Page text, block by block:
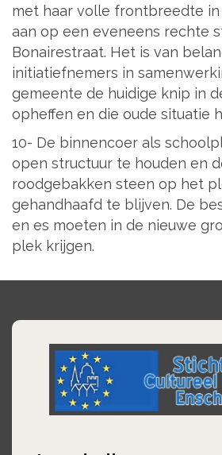
met haar volle frontbreedte in
aan op een eveneens rechte
Bonairestraat. Het is van
initiatiefnemers in
gemeente de huidige knip in
opheffen en die oude situatie
10- De binnencoer als
open structuur te houden en
roodgebakken steen op het
gehandhaafd te blijven. De
en es moeten in de nieuwe
plek krijgen.